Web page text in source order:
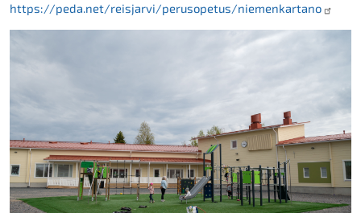
https://peda.net/reisjarvi/perusopetus/niemenkartano